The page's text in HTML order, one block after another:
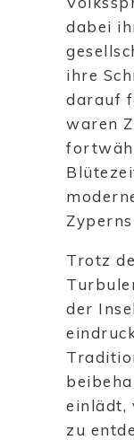
dabei
ihre
darauf
waren
Trotz
der
einlädt,
zu